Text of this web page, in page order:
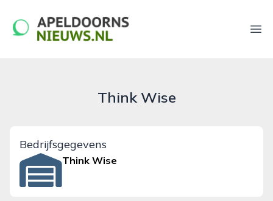
apeldoornsnieuws.nl
Think Wise
Bedrijfsgegevens
Think Wise